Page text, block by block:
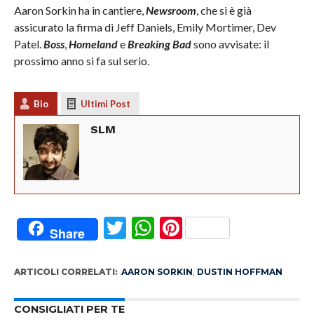
Aaron Sorkin ha in cantiere,Newsroom, che si è già
assicurato la firma di Jeff Daniels, Emily Mortimer, Dev
Patel.Boss,HomelandeBreaking Badsono avvisate: il
prossimo anno si fa sul serio.
Bio Ultimi Post
SLM
Share Twitter
WhatsApp
Pinterest
ARTICOLI CORRELATI: AARON SORKIN, DUSTIN HOFFMAN
CONSIGLIATI PER TE